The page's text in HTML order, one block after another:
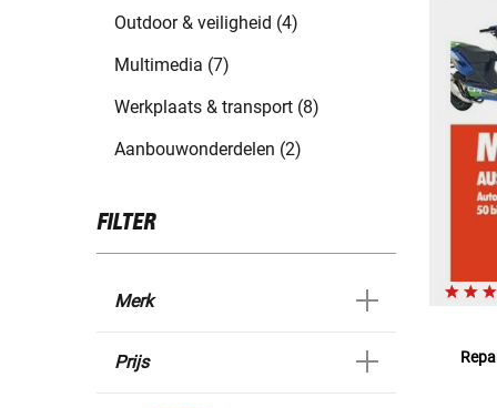
Outdoor & veiligheid (4)
Multimedia (7)
Werkplaats & transport (8)
Aanbouwonderdelen (2)
FILTER
Merk
Prijs